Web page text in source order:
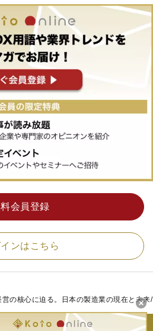
会員登録
ンはこちら
の核心に迫る。日本の製造業の現在と未来/